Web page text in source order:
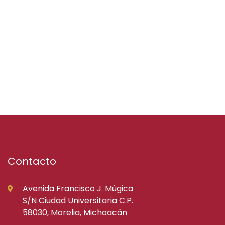
Contacto
Avenida Francisco J. Múgica
S/N Ciudad Universitaria C.P.
58030, Morelia, Michoacán